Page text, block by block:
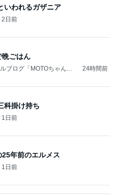
いわれるガザニア
2日前
晩ごはん
ブログ「MOTOちゃんと
24時間前
科掛け持ち
1日前
年前のエルメス
1日前